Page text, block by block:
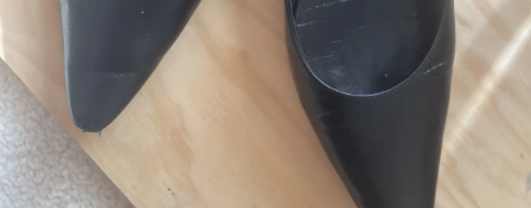
購入
SHOPPING
エクラプレミアム通販
売れ筋ランキング